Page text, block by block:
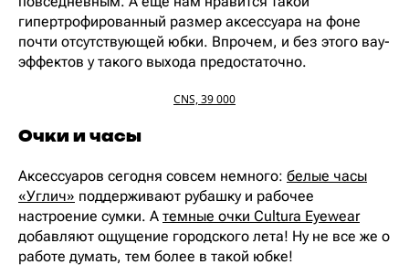
гипертрофированный размер аксессуара на фоне
почти отсутствующей юбки. Впрочем, и без этого вау-
эффектов у такого выхода предостаточно.
CNS, 39 000
Очки и часы
Аксессуаров сегодня совсем немного: белые часы
«Углич» поддерживают рубашку и рабочее
настроение сумки. А темные очки Cultura Eyewear
добавляют ощущение городского лета! Ну не все же о
работе думать, тем более в такой юбке!